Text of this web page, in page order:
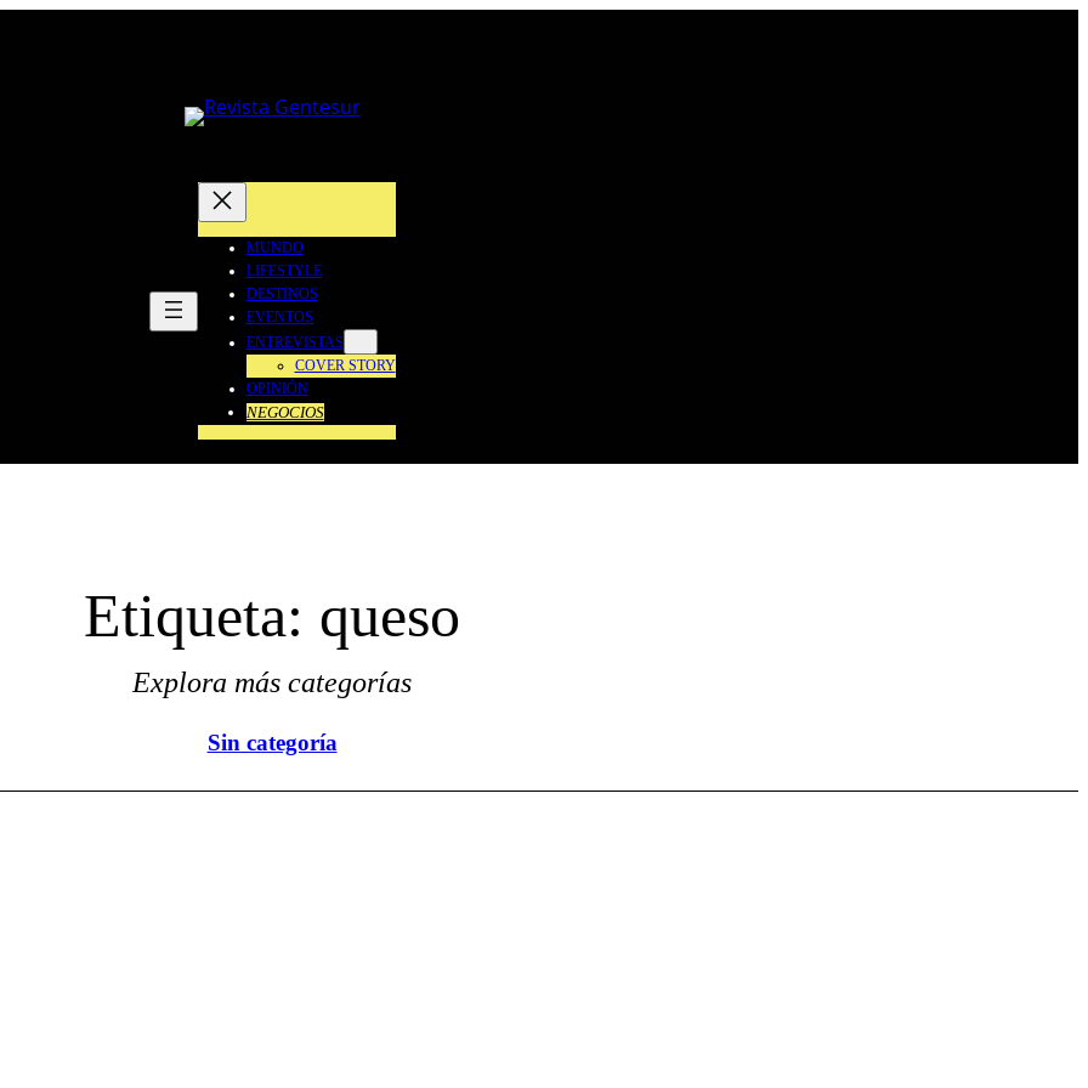
MUNDO
LIFESTYLE
DESTINOS
EVENTOS
ENTREVISTAS
COVER STORY
OPINIÓN
NEGOCIOS
Etiqueta: queso
Explora más categorías
Sin categoría